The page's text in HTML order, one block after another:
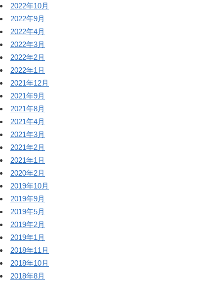
2022年10月
2022年9月
2022年4月
2022年3月
2022年2月
2022年1月
2021年12月
2021年9月
2021年8月
2021年4月
2021年3月
2021年2月
2021年1月
2020年2月
2019年10月
2019年9月
2019年5月
2019年2月
2019年1月
2018年11月
2018年10月
2018年8月